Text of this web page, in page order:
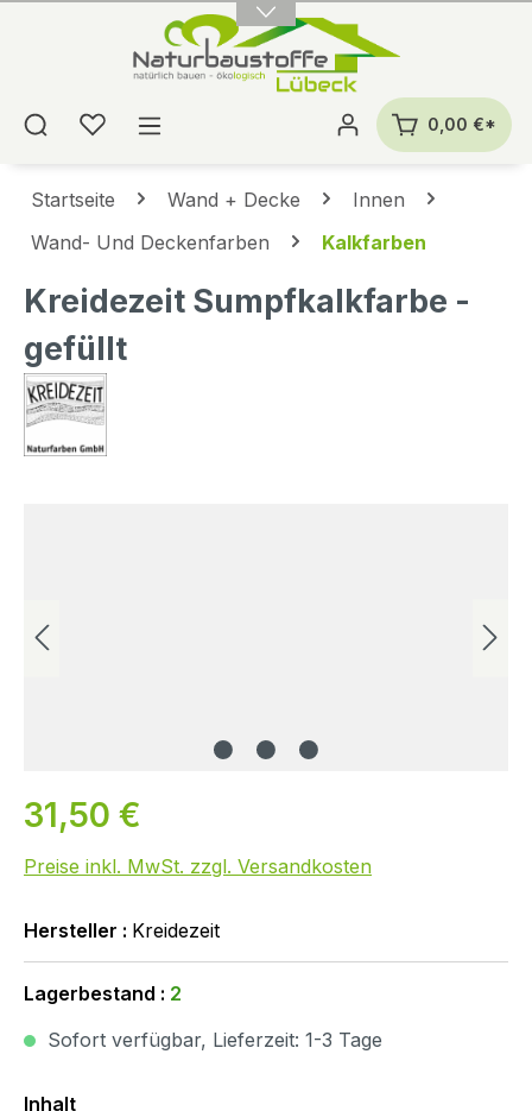
0,00 €*
Startseite Wand + Decke
Innen
Wand- Und Deckenfarben
Kalkfarben
Kreidezeit Sumpfkalkfarbe -
gefüllt
31,50 €
Preise inkl. MwSt. zzgl. Versandkosten
Hersteller : Kreidezeit
Lagerbestand : 2
Sofort verfügbar, Lieferzeit: 1-3 Tage
InhaltAuswählen